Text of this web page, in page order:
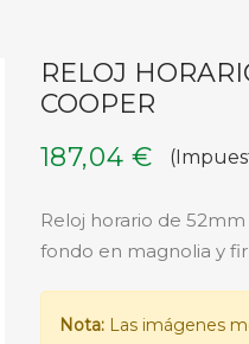
RELOJ
COOPER
187,04 €
Reloj horario de
fondo en magnolia y
Nota:Las imágenes